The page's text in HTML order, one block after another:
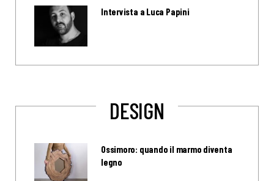
Intervista a Luca Papini
DESIGN
Ossimoro: quando il marmo diventa
legno